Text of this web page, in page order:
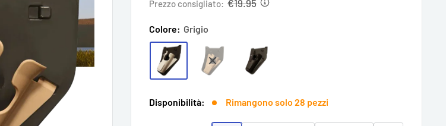
Prezzo consigliato: €19.95
Colore: Grigio
Disponibilità: Rimangono solo 28 pezzi